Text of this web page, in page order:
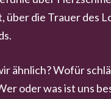
über die Trauer des
ähnlich? Wofür
oder was ist uns